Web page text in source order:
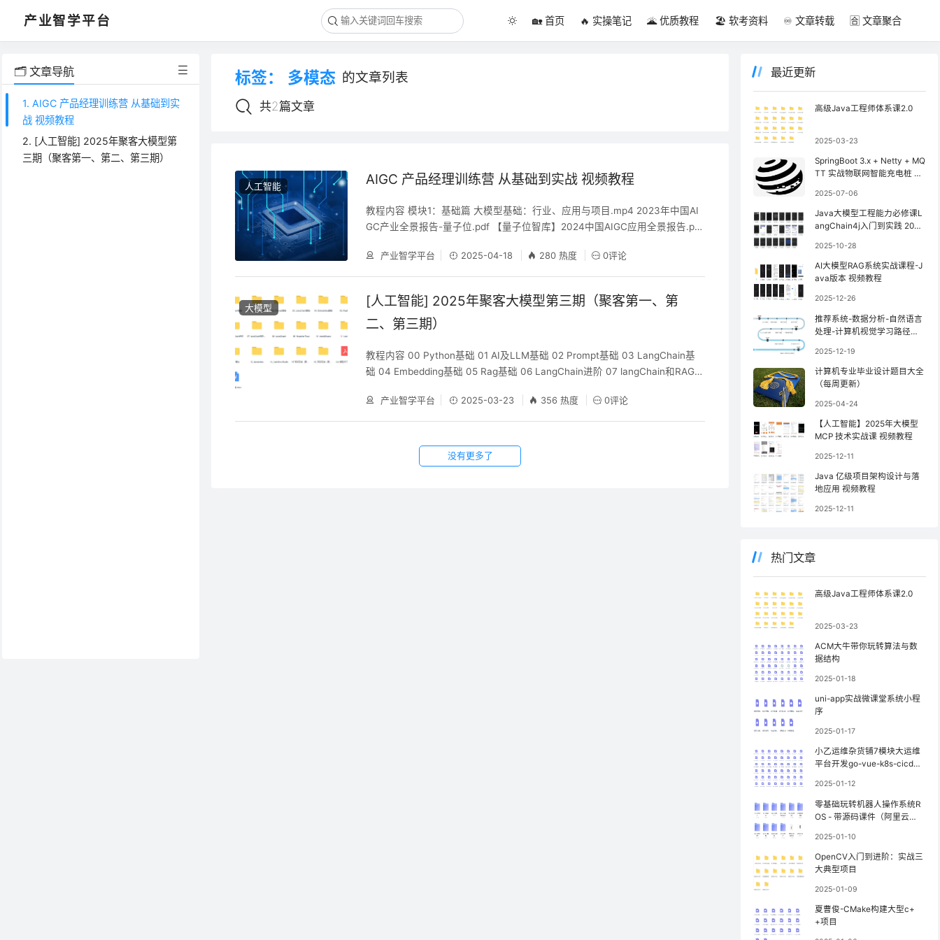
产业智学平台 🏡 首页 🔥 实操笔记 🌋 优质教程 🏖️ 软考资料 ♾️ 文章转载 🈴 文章聚合
🗂️ 文章导航
1. AIGC 产品经理训练营 从基础到实
战 视频教程
2. [人工智能] 2025年聚客大模型第
三期（聚客第一、第二、第三期）
标签： 多模态 的文章列表
共2篇文章
AIGC 产品经理训练营 从基础到实战 视频教程
教程内容 模块1：基础篇 大模型基础：行业、应用与项目.mp4 2023年中国AI
GC产业全景报告-量子位.pdf 【量子位智库】2024中国AIGC应用全景报告.pdf
掌握的模型基础知识.mp4 模型训练过程中的技术知识.mp4 AI和AIGC构建全流
程.mp4 传统机器学习算法.mp4 机器学习算法的评估.mp4
人工智能
产业智学平台 2025-04-18 280 热度 0评论
[人工智能] 2025年聚客大模型第三期（聚客第一、第
二、第三期）
教程内容 00 Python基础 01 AI及LLM基础 02 Prompt基础 03 LangChain基
础 04 Embedding基础 05 Rag基础 06 LangChain进阶 07 langChain和RAG实
lamaindex 14 AutoGen St
大模型
产业智学平台 2025-03-23 356 热度 0评论
没有更多了
最近更新
高级Java工程师体系课2.0
2025-03-23
SpringBoot 3.x + Netty + MQ
TT 实战物联网智能充电桩 视
2025-07-06
Java大模型工程能力必修课L
angChain4j入门到实践 2025
2025-10-28
AI大模型RAG系统实战课程-J
ava版本 视频教程
2025-12-26
推荐系统-数据分析-自然语言
处理-计算机视觉学习路径规
2025-12-19
计算机专业毕业设计题目大全
（每周更新）
2025-04-24
【人工智能】2025年大模型
MCP 技术实战课 视频教程
2025-12-11
Java 亿级项目架构设计与落
地应用 视频教程
2025-12-11
热门文章
高级Java工程师体系课2.0
2025-03-23
ACM大牛带你玩转算法与数
据结构
2025-01-18
uni-app实战微课堂系统小程
序
2025-01-17
小乙运维杂货铺7模块大运维
平台开发go-vue-k8s-cicd服
2025-01-12
零基础玩转机器人操作系统R
OS - 带源码课件（阿里云
2025-01-10
OpenCV入门到进阶：实战三
大典型项目
2025-01-09
夏曹俊-CMake构建大型c+
+项目